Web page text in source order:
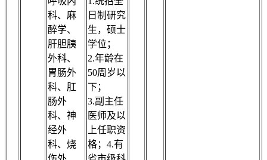
科、麻
醉学、
肝胆胰
外科、
胃肠外
科、肛
肠外
科、神
经外
科、烧
日制研究
生，硕士
学位；
2.年龄在
50周岁以
下；
3.副主任
医师及以
上任职资
格；4.有